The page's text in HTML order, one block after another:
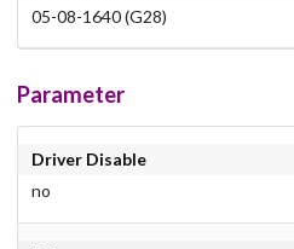
05-08-1640 (G28)
Parameter
Driver Disable
no